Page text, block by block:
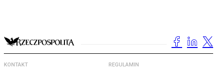
KONTAKT REGULAMIN